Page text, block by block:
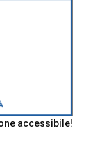
accessibile!